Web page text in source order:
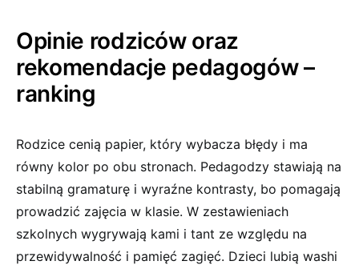
Opinie rodziców oraz
rekomendacje pedagogów –
ranking
Rodzice cenią papier, który wybacza błędy i ma
równy kolor po obu stronach. Pedagodzy stawiają na
stabilną gramaturę i wyraźne kontrasty, bo pomagają
prowadzić zajęcia w klasie. W zestawieniach
szkolnych wygrywają kami i tant ze względu na
przewidywalność i pamięć zagięć. Dzieci lubią washi